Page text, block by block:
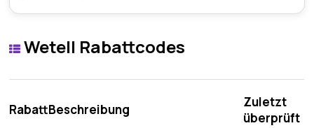
Wetell Rabattcodes
RabattBeschreibung
Zuletzt
überprüft